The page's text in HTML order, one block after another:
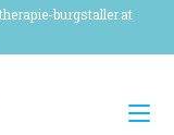
burgstaller.at